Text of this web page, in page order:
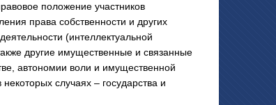
положение участников
права собственности и других
(интеллектуальной
другие имущественные и связанные
автономии воли и имущественной
случаях – государства и